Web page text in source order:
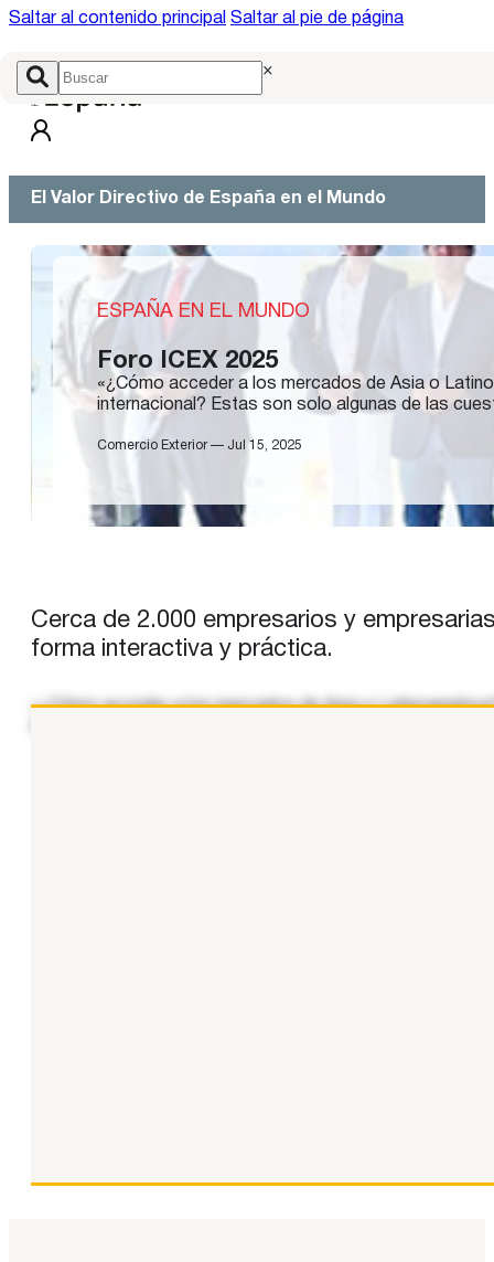
Saltar al contenido principal Saltar al pie de página
×
El Valor Directivo de España en el Mundo
ESPAÑA EN EL MUNDO
Foro ICEX 2025
«¿Cómo acceder a los mercados de Asia o
internacional? Estas son solo algunas de las
Comercio Exterior — Jul 15, 2025
Cerca de 2.000 empresarios y
forma interactiva y práctica.
«¿Cómo acceder a los mercados de Asia o